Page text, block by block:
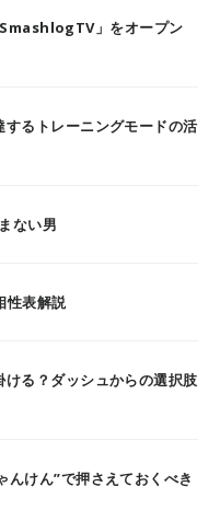
」をオープン
するトレーニングモードの活
ない男
性表解説
ける？ダッシュからの選択肢
んけん”で押さえておくべき